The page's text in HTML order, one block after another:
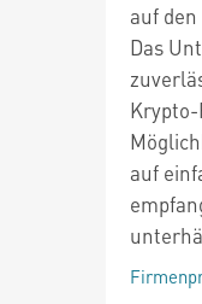
auf
Das
auf